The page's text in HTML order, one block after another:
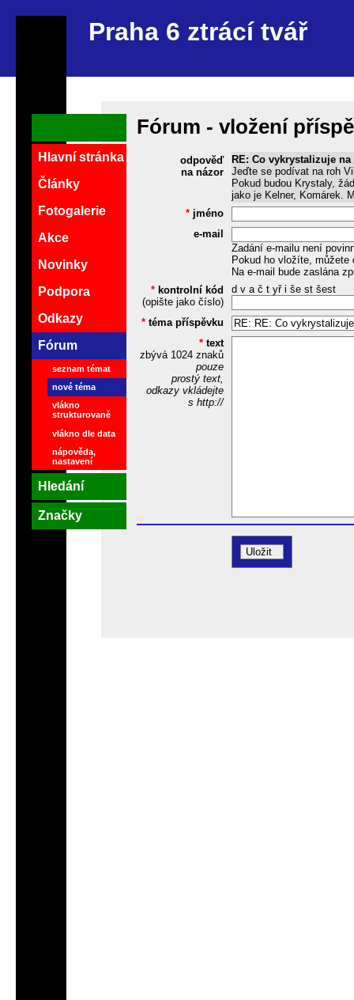
Praha 6 ztrácí tvář
Fórum - vložení
odpověď
na názor
RE: Co vykrystalizuje
Jeďte se podívat na roh
Pokud budou Krystaly,
jako je Kelner, Komárek.
* jméno
e-mail
Zadání e-mailu není
Pokud ho vložíte,
Na e-mail bude zaslána
* kontrolní kód
(opište jako číslo)
d v a č t yř i še st šest
* téma příspěvku
* text
zbývá 1024znaků
pouze
prostý text,
odkazy vkládejte
s http://
Hlavní stránka
Články
Fotogalerie
Akce
Novinky
Podpora
Odkazy
Fórum
seznam témat
nové téma
vlákno
strukturovaně
vlákno dle data
nápověda,
nastavení
Hledání
Značky